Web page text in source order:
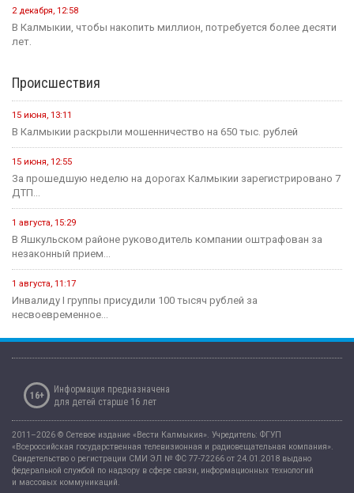
2 декабря, 12:58
В Калмыкии, чтобы накопить миллион, потребуется более десяти
лет.
Происшествия
15 июня, 13:11
В Калмыкии раскрыли мошенничество на 650 тыс. рублей
15 июня, 12:55
За прошедшую неделю на дорогах Калмыкии зарегистрировано 7
ДТП...
1 августа, 15:29
В Яшкульском районе руководитель компании оштрафован за
незаконный прием...
1 августа, 11:17
Инвалиду I группы присудили 100 тысяч рублей за
несвоевременное...
16+
Информация предназначена
для детей старше 16 лет
2011–2026 © Сетевое издание «Вести Калмыкия». Учредитель: ФГУП
«Всероссийская государственная телевизионная и радиовещательная компания».
Свидетельство о регистрации СМИ ЭЛ № ФС 77-72266 от 24.01.2018 выдано
федеральной службой по надзору в сфере связи, информационных технологий
и массовых коммуникаций.